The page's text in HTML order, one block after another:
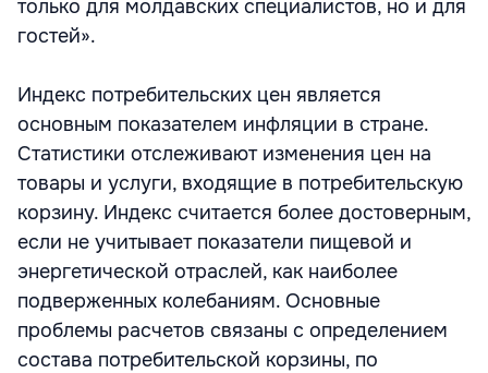
только для молдавских специалистов, но и для
гостей».
Индекс потребительских цен является
основным показателем инфляции в стране.
Статистики отслеживают изменения цен на
товары и услуги, входящие в потребительскую
корзину. Индекс считается более достоверным,
если не учитывает показатели пищевой и
энергетической отраслей, как наиболее
подверженных колебаниям. Основные
проблемы расчетов связаны с определением
состава потребительской корзины, по